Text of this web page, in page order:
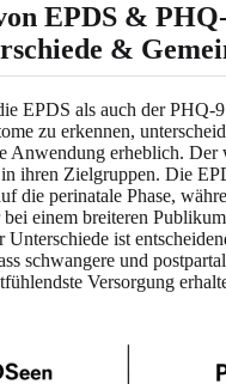
EPDS &
&
EPDS als auch der PHQ-
zu erkennen,
Anwendung erheblich. Der
ihren Zielgruppen. Die
die perinatale Phase,
bei einem breiteren
Unterschiede ist
schwangere und
Versorgung